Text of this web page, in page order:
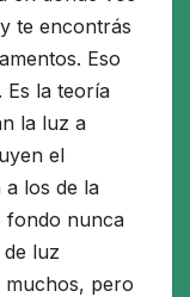
te encontrás
Eso
Es la teoría
la luz a
el
a los de la
fondo nunca
luz
muchos, pero